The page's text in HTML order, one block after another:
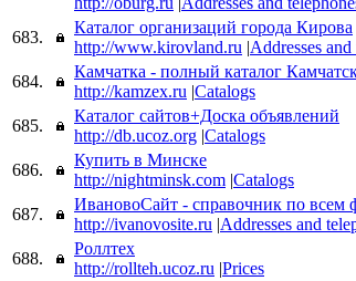
683.
Каталог организаций города Кирова
http://www.kirovland.ru |Addresses
684.
Камчатка - полный каталог
http://kamzex.ru |Catalogs
685.
Каталог сайтов+Доска объявлений
http://db.ucoz.org |Catalogs
686.
Купить в Минске
http://nightminsk.com |Catalogs
687.
ИвановоСайт - справочник по всем
http://ivanovosite.ru |Addresses and
688.
Роллтех
http://rollteh.ucoz.ru |Prices